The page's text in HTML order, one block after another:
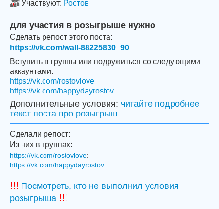
Участвуют: Ростов
Для участия в розыгрыше нужно
Сделать репост этого поста:
https://vk.com/wall-88225830_90
Вступить в группы или подружиться со следующими
аккаунтами:
https://vk.com/rostovlove
https://vk.com/happydayrostov
Дополнительные условия: читайте подробнее
текст поста про розыгрыш
Сделали репост:
Из них в группах:
https://vk.com/rostovlove:
https://vk.com/happydayrostov:
!!! Посмотреть, кто не выполнил условия
розыгрыша !!!